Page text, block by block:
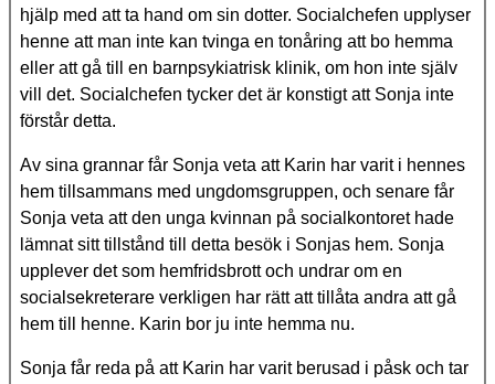
hjälp med att ta hand om sin dotter. Socialchefen upplyser
henne att man inte kan tvinga en tonåring att bo hemma
eller att gå till en barnpsykiatrisk klinik, om hon inte själv
vill det. Socialchefen tycker det är konstigt att Sonja inte
förstår detta.
Av sina grannar får Sonja veta att Karin har varit i hennes
hem tillsammans med ungdomsgruppen, och senare får
Sonja veta att den unga kvinnan på socialkontoret hade
lämnat sitt tillstånd till detta besök i Sonjas hem. Sonja
upplever det som hemfridsbrott och undrar om en
socialsekreterare verkligen har rätt att tillåta andra att gå
hem till henne. Karin bor ju inte hemma nu.
Sonja får reda på att Karin har varit berusad i påsk och tar